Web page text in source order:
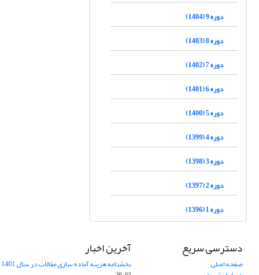
دوره 9 (1404)
دوره 8 (1403)
دوره 7 (1402)
دوره 6 (1401)
دوره 5 (1400)
دوره 4 (1399)
دوره 3 (1398)
دوره 2 (1397)
دوره 1 (1396)
دسترسی سریع
صفحه اصلی
آخرین اخبار
بخشنامه هزینه آماده سازی مقالات در سال 1401